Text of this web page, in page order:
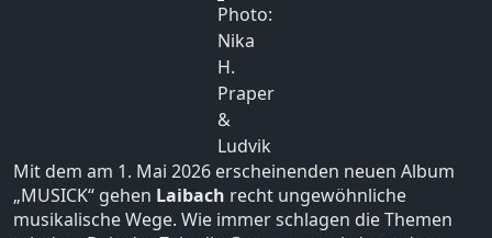
Photo:
Nika
H.
Praper
&
Ludvik
Mit dem am 1. Mai 2026 erscheinenden neuen Album
„MUSICK“ gehen Laibach recht ungewöhnliche
musikalische Wege. Wie immer schlagen die Themen